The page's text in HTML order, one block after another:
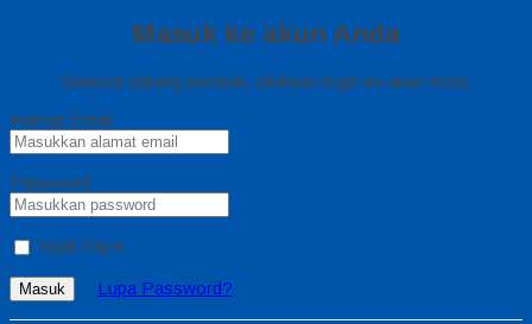
Masuk ke akun Anda
Selamat datang kembali, silahkan login ke akun Anda.
Alamat Email
Password
Ingat Saya
Masuk Lupa Password?